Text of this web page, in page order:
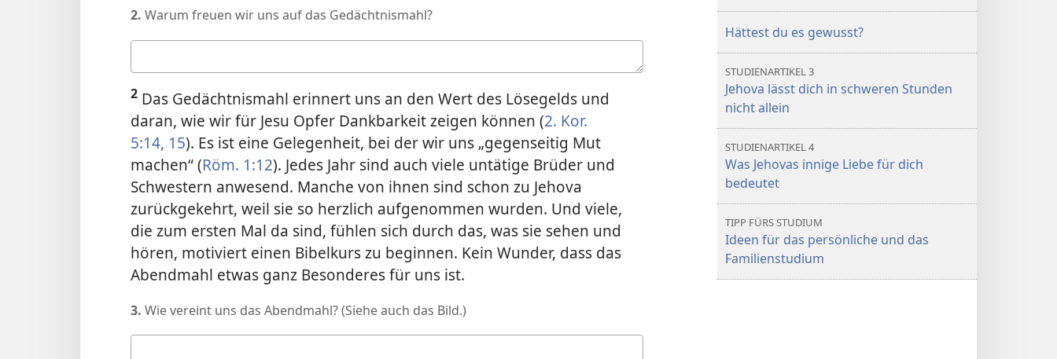
2. Warum freuen wir uns auf das Gedächtnismahl?
Antwort
2 Das Gedächtnismahl erinnert uns an den Wert des Lösegelds und
daran, wie wir für Jesu Opfer Dankbarkeit zeigen können (2. Kor.
5:14, 15). Es ist eine Gelegenheit, bei der wir uns „gegenseitig Mut
machen“ (Röm. 1:12). Jedes Jahr sind auch viele untätige Brüder und
Schwestern anwesend. Manche von ihnen sind schon zu Jehova
zurückgekehrt, weil sie so herzlich aufgenommen wurden. Und viele,
die zum ersten Mal da sind, fühlen sich durch das, was sie sehen und
hören, motiviert einen Bibelkurs zu beginnen. Kein Wunder, dass das
Abendmahl etwas ganz Besonderes für uns ist.
3. Wie vereint uns das Abendmahl? (Siehe auch das Bild.)
Hättest du es gewusst?
STUDIENARTIKEL 3
Jehova lässt dich in schweren Stunden
nicht allein
STUDIENARTIKEL 4
Was Jehovas innige Liebe für dich
bedeutet
TIPP FÜRS STUDIUM
Ideen für das persönliche und das
Familienstudium